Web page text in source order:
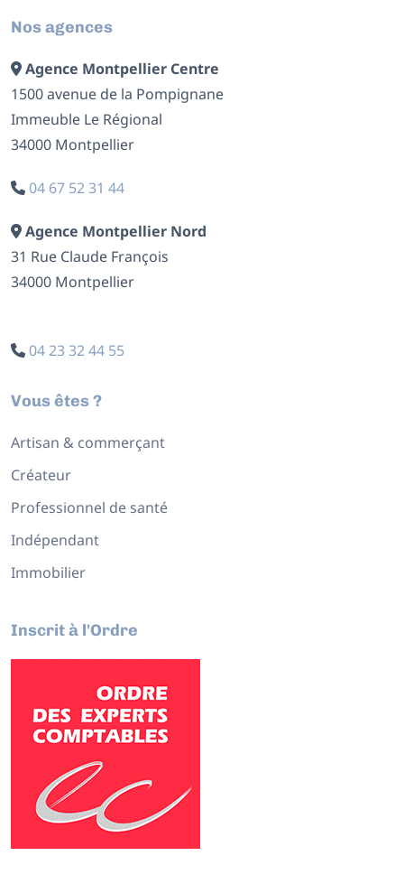
Nos agences
Agence Montpellier Centre
1500 avenue de la Pompignane
Immeuble Le Régional
34000 Montpellier
04 67 52 31 44
Agence Montpellier Nord
31 Rue Claude François
34000 Montpellier
04 23 32 44 55
Vous êtes ?
Artisan & commerçant
Créateur
Professionnel de santé
Indépendant
Immobilier
Inscrit à l'Ordre